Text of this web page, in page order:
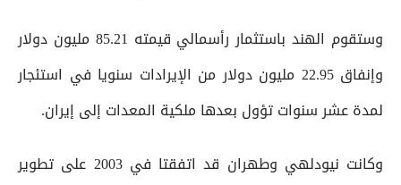
وستقوم الهند باستثمار رأسمالي قيمته 85.21 مليون دولار
وإنفاق 22.95 مليون دولار من الإيرادات سنويا في استئجار
لمدة عشر سنوات تؤول بعدها ملكية المعدات إلى إيران.
وكانت نيودلهي وطهران قد اتفقتا في 2003 على تطوير